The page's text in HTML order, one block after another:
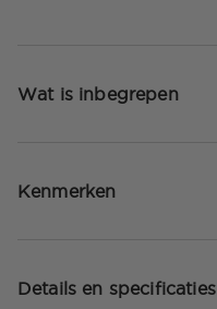
Wat is inbegrepen
Kenmerken
Details en specificaties